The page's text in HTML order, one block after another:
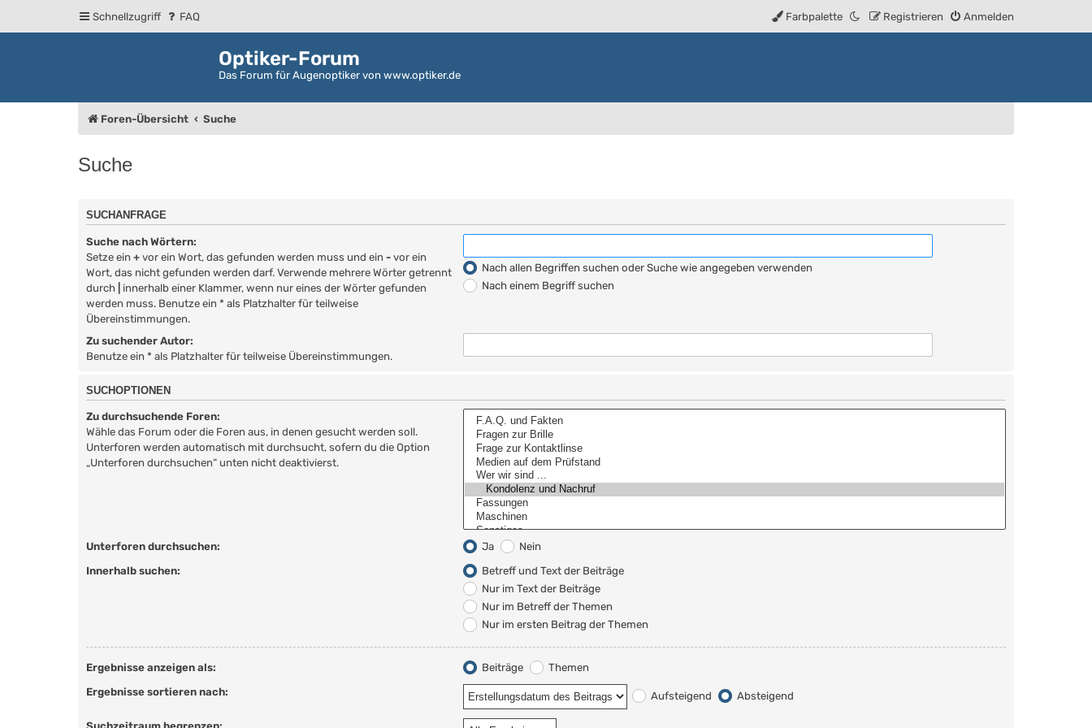
Schnellzugriff FAQ Anmelden
Registrieren
Farbpalette
Optiker-Forum
Das Forum für Augenoptiker von www.optiker.de
Foren-Übersicht Suche
Suche
SUCHANFRAGE
Suche nach Wörtern:
Setze ein + vor ein Wort, das gefunden werden muss und ein - vor ein
Wort, das nicht gefunden werden darf. Verwende mehrere Wörter getrennt
durch
innerhalb einer Klammer, wenn nur eines der Wörter gefunden
werden muss. Benutze ein * als Platzhalter für teilweise
Übereinstimmungen.
Nach allen Begriffen suchen oder Suche wie angegeben verwenden
Nach einem Begriff suchen
Zu suchender Autor:
Benutze ein * als Platzhalter für teilweise Übereinstimmungen.
SUCHOPTIONEN
Zu durchsuchende Foren:
Wähle das Forum oder die Foren aus, in denen gesucht werden soll.
Unterforen werden automatisch mit durchsucht, sofern du die Option
„Unterforen durchsuchen“ unten nicht deaktivierst.
Unterforen durchsuchen: Ja Nein
Innerhalb suchen:
Betreff und Text der Beiträge
Nur im Text der Beiträge
Nur im Betreff der Themen
Nur im ersten Beitrag der Themen
Ergebnisse anzeigen als: Beiträge Themen
Ergebnisse sortieren nach: Aufsteigend Absteigend